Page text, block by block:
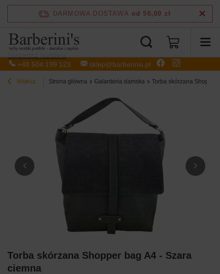
+48 504 199 123 sklep@barberinis.pl
DARMOWA DOSTAWA od 50,00 zł
Wstecz Strona główna Galanteria damska Torba skórzana Shopper
Torba skórzana Shopper bag A4 - Szara
ciemna